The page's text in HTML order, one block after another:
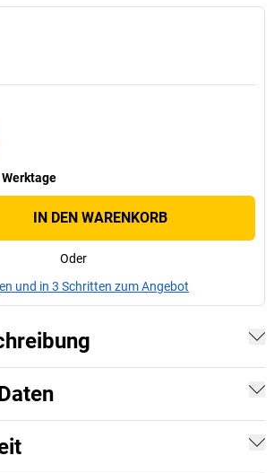
IN DEN WARENKORB
Oder
und in 3 Schritten zum Angebot